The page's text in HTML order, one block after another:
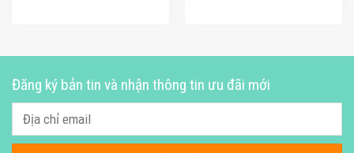
Đăng ký bản tin và nhận thông tin ưu đãi mới